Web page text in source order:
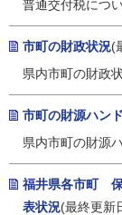
普通交付税につ
市町の財政状況(
県内市町の財政
市町の財源ハン
県内市町の財源
福井県各市町 保
表状況(最終更新